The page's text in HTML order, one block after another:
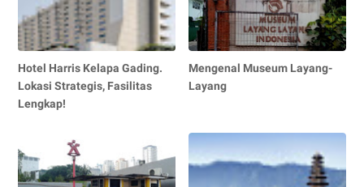
Hotel Harris Kelapa Gading.
Lokasi Strategis, Fasilitas
Lengkap!
Mengenal Museum Layang-
Layang